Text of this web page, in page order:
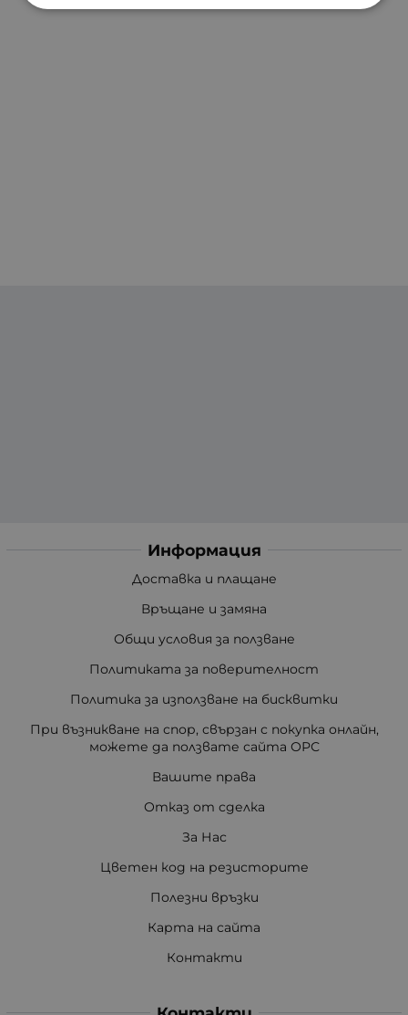
Информация
Доставка и плащане
Връщане и замяна
Общи условия за ползване
Политиката за поверителност
Политика за използване на бисквитки
При възникване на спор, свързан с покупка онлайн,
можете да ползвате сайта ОРС
Вашите права
Отказ от сделка
За Нас
Цветен код на резисторите
Полезни връзки
Карта на сайта
Контакти